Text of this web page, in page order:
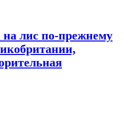
на лис по-прежнему